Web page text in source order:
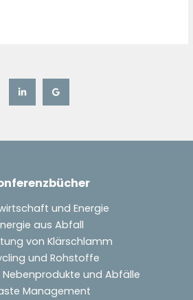
und Energie
aus Abfall
von Klärschlamm
und Rohstoffe
Nebenprodukte und Abfälle
Management